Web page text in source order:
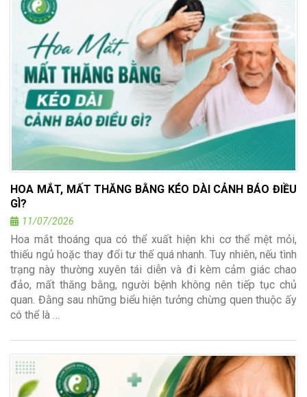
HOA MẮT, MẤT THĂNG BẰNG KÉO DÀI CẢNH BÁO ĐIỀU
GÌ?
11/07/2026
Hoa mắt thoáng qua có thể xuất hiện khi cơ thể mệt mỏi,
thiếu ngủ hoặc thay đổi tư thế quá nhanh. Tuy nhiên, nếu tình
trạng này thường xuyên tái diễn và đi kèm cảm giác chao
đảo, mất thăng bằng, người bệnh không nên tiếp tục chủ
quan. Đằng sau những biểu hiện tưởng chừng quen thuộc ấy
có thể là …